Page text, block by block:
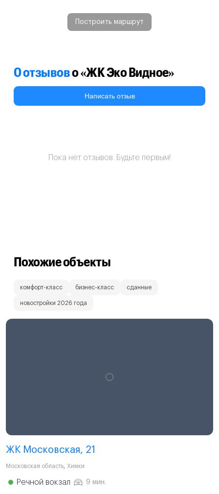
Построить маршрут
0 отзывово «ЖК Эко Видное»
Написать отзыв
Пока нет отзывов. Будьте первым!
Похожие объекты
комфорт-класс бизнес-класс сданные
новостройки 2026 года
ЖК Московская, 21
Московская область, Химки
Речной вокзал 9 мин.